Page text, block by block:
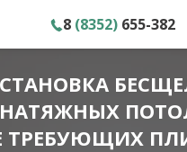
8 (8352) 655-382
НАТЯЖНЫХ
ТРЕБУЮЩИХ